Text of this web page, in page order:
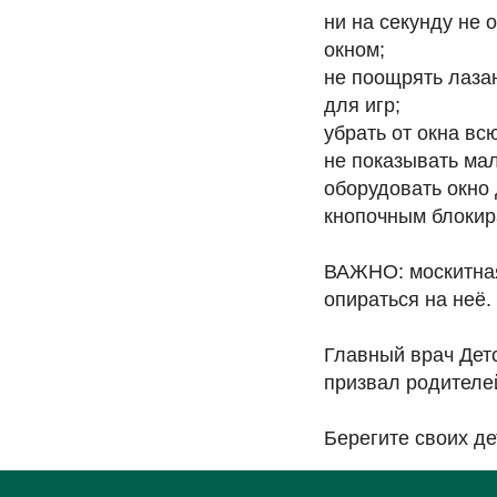
ни на секунду не
окном;
не поощрять
для игр;
убрать от окна
не показывать
оборудовать
кнопочным
ВАЖНО:
опираться на неё.
Главный врач
призвал
Берегите своих